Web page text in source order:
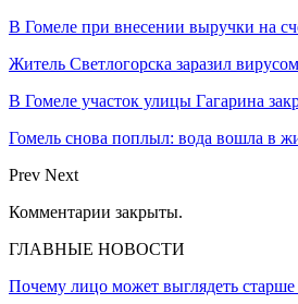
В Гомеле при внесении выручки на
Житель Светлогорска заразил
В Гомеле участок улицы Гагарина
Гомель снова поплыл: вода вошла в
Prev Next
Комментарии закрыты.
ГЛАВНЫЕ НОВОСТИ
Почему лицо может выглядеть